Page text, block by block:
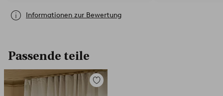
Informationen zur Bewertung
Passende teile
Zu